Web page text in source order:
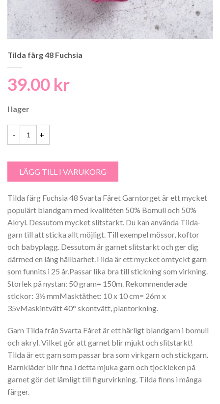
Tilda färg 48 Fuchsia
39.00 kr
I lager
LÄGG TILL I VARUKORG
Tilda färg Fuchsia 48 Svarta Fåret Garntorget är ett mycket
populärt blandgarn med kvalitéten 50% Bomull och 50%
Akryl. Dessutom mycket slitstarkt. Du kan använda Tilda-
garn till att sticka allt möjligt. Till exempel mössor, koftor
och babyplagg. Dessutom är garnet slitstarkt och ger dig
därmed en lång hållbarhet.Tilda är ett mycket omtyckt garn
som funnits i 25 år.Passar lika bra till stickning som virkning.
Storlek på nystan: 50 gram= 150m. Rekommenderade
stickor: 3½ mmMasktäthet: 10 x 10 cm= 26m x
35vMaskintvätt 40° skontvätt, plantorkning.
Garn Tilda från Svarta Fåret är ett härligt blandgarn i bomull
och akryl. Vilket gör att garnet blir mjukt och slitstarkt!
Tilda är ett garn som passar bra som virkgarn och stickgarn.
Barnkläder blir fina i detta mjuka garn och tjockleken på
garnet gör det lämligt till figurvirkning. Tilda finns i många
färger.